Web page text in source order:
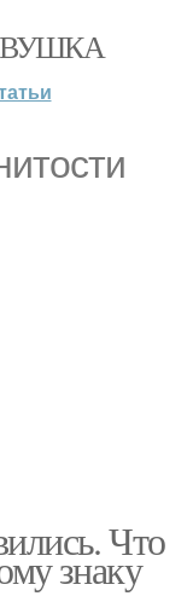
Что
знаку